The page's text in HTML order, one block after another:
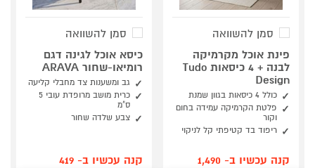
סמן להשוואה
פינת אוכל מקרמיקה
לבנה + 4 כיסאות Tudo
Design
כולל 4 כיסאות בגוון שמנת
פלטת הקרמיקה עמידה בחום
וקור
ריפוד בד קטיפתי קל לניקוי
קנה עכשיו ב- 1,490
סמן להשוואה
כיסא אוכל לגינה דגם
רומיאו-שחור ARAVA
גב ומשענות צד מחבלי קליעה
כרית מושב מרופדת עובי 5
ס"מ
צבע שלדה שחור
קנה עכשיו ב- 419